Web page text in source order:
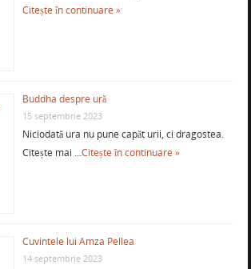
Citește în continuare »
Buddha despre ură
15 septembrie 2023
Niciodată ura nu pune capăt urii, ci dragostea.
Citește mai …Citește în continuare »
Cuvintele lui Amza Pellea
14 septembrie 2023